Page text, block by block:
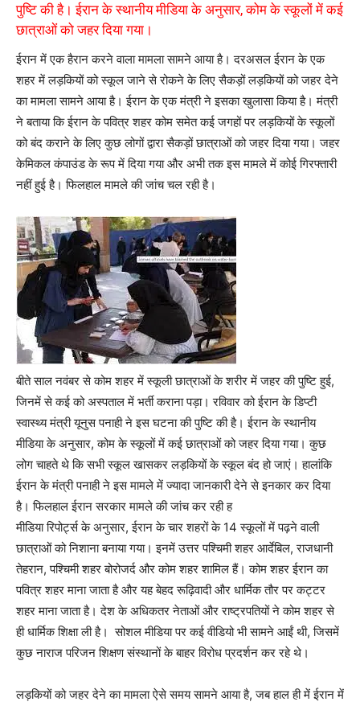
पुष्टि की है। ईरान के स्थानीय मीडिया के अनुसार, कोम के स्कूलों में कई
छात्राओं को जहर दिया गया।
ईरान में एक हैरान करने वाला मामला सामने आया है। दरअसल ईरान के एक
शहर में लड़कियों को स्कूल जाने से रोकने के लिए सैकड़ों लड़कियों को जहर देने
का मामला सामने आया है। ईरान के एक मंत्री ने इसका खुलासा किया है। मंत्री
ने बताया कि ईरान के पवित्र शहर कोम समेत कई जगहों पर लड़कियों के स्कूलों
को बंद कराने के लिए कुछ लोगों द्वारा सैकड़ों छात्राओं को जहर दिया गया। जहर
केमिकल कंपाउंड के रूप में दिया गया और अभी तक इस मामले में कोई गिरफ्तारी
नहीं हुई है। फिलहाल मामले की जांच चल रही है।
बीते साल नवंबर से कोम शहर में स्कूली छात्राओं के शरीर में जहर की पुष्टि हुई,
जिनमें से कई को अस्पताल में भर्ती कराना पड़ा। रविवार को ईरान के डिप्टी
स्वास्थ्य मंत्री यूनुस पनाही ने इस घटना की पुष्टि की है। ईरान के स्थानीय
मीडिया के अनुसार, कोम के स्कूलों में कई छात्राओं को जहर दिया गया। कुछ
लोग चाहते थे कि सभी स्कूल खासकर लड़कियों के स्कूल बंद हो जाएं। हालांकि
ईरान के मंत्री पनाही ने इस मामले में ज्यादा जानकारी देने से इनकार कर दिया
है। फिलहाल ईरान सरकार मामले की जांच कर रही ह
मीडिया रिपोर्ट्स के अनुसार, ईरान के चार शहरों के 14 स्कूलों में पढ़ने वाली
छात्राओं को निशाना बनाया गया। इनमें उत्तर पश्चिमी शहर आर्देबिल, राजधानी
तेहरान, पश्चिमी शहर बोरोजर्द और कोम शहर शामिल हैं। कोम शहर ईरान का
पवित्र शहर माना जाता है और यह बेहद रूढ़िवादी और धार्मिक तौर पर कट्टर
शहर माना जाता है। देश के अधिकतर नेताओं और राष्ट्रपतियों ने कोम शहर से
ही धार्मिक शिक्षा ली है। सोशल मीडिया पर कई वीडियो भी सामने आईं थी, जिसमें
कुछ नाराज परिजन शिक्षण संस्थानों के बाहर विरोध प्रदर्शन कर रहे थे।
लड़कियों को जहर देने का मामला ऐसे समय सामने आया है, जब हाल ही में ईरान में